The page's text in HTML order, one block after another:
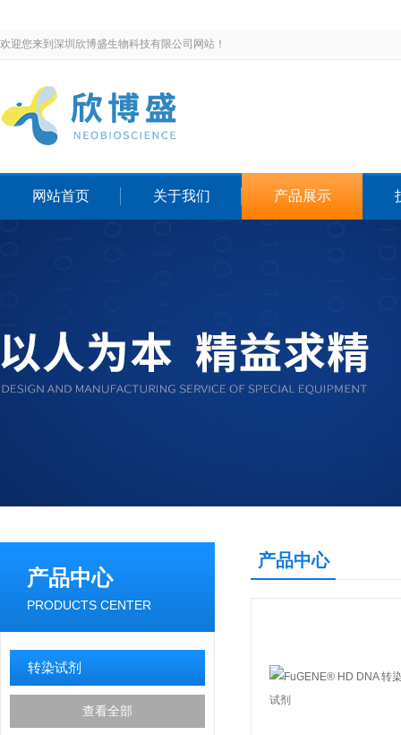
欢迎您来到深圳欣博盛生物科技有限公司网站！
网站首页 关于我们 产品展示
产品中心
PRODUCTS CENTER
转染试剂
查看全部
产品中心